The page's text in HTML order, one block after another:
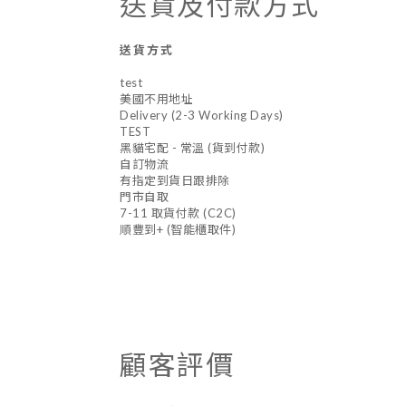
送貨方式
test
美國不用地址
Delivery (2-3 Working Days)
TEST
黑貓宅配 - 常溫 (貨到付款)
自訂物流
有指定到貨日跟排除
門市自取
7-11 取貨付款 (C2C)
順豐到+ (智能櫃取件)
顧客評價